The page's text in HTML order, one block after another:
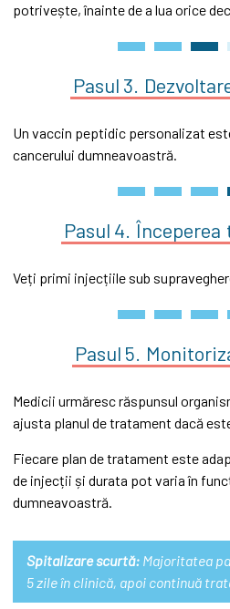
potrivește, înainte de a lua orice
Pasul 3.
Un vaccin peptidic personalizat
cancerului dumneavoastră.
Pasul 4. Începerea
Veți primi injecțiile sub
Pasul 5.
Medicii urmăresc răspunsul
ajusta planul de tratament dacă
Fiecare plan de tratament este
de injecții și durata pot varia în
dumneavoastră.
Spitalizare scurtă: Majoritatea
5 zile în clinică, apoi continuă